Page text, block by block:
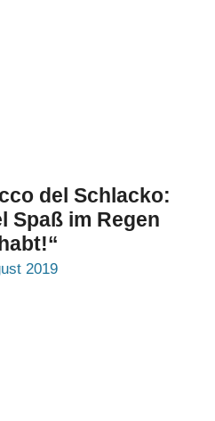
del Schlacko:
Spaß im Regen
2019